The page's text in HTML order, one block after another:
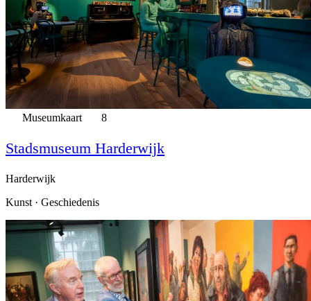
Museumkaart 8
Stadsmuseum Harderwijk
Harderwijk
Kunst · Geschiedenis